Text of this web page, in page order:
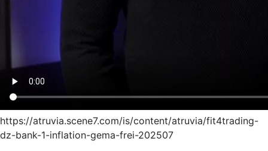
https://atruvia.scene7.com/is/content/atruvia/fit4trading-
dz-bank-1-inflation-gema-frei-202507